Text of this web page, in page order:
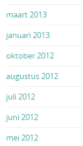
maart 2013
januari 2013
oktober 2012
augustus 2012
juli 2012
juni 2012
mei 2012